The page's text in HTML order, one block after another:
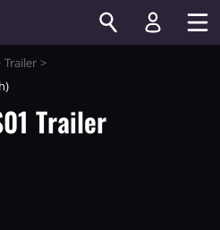
Trailer
Trailer